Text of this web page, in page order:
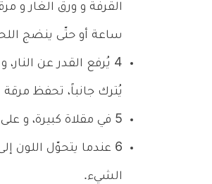
القرفة و ورق الغار و
ساعة أو حتّى ينضج
4 يُرفع القدر عن
يُترك جانباً، تحفظ
5 في مقلاة كبيرة، و
6 عندما يتحوّل
الشيء.